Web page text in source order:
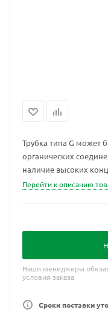
Трубка типа G может
органических
наличие высоких
Перейти к описанию
Наши менеджеры
условия заказа
Сроки поставки